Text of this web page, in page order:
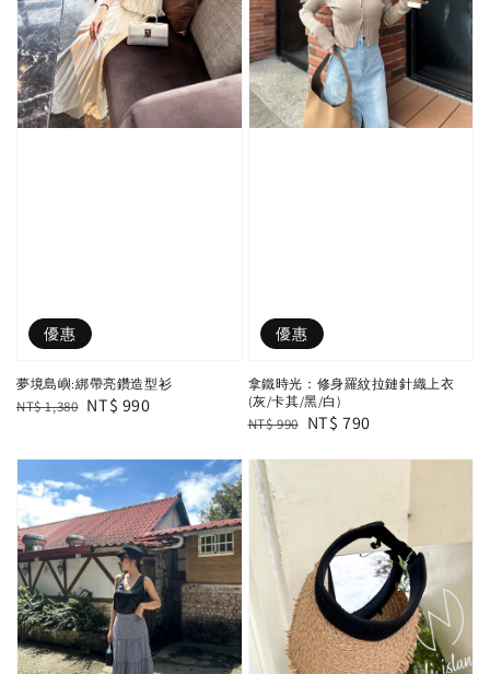
優惠
夢境島嶼:綁帶亮鑽造型衫
Regular
NT$ 1,380 Sale
NT$ 990
優惠
拿鐵時光：修身羅紋拉鏈針織上衣
(灰/卡其/黑/白)
Regular
NT$ 990 Sale
NT$ 790